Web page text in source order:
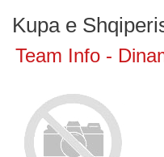
Kupa e
Team Info -